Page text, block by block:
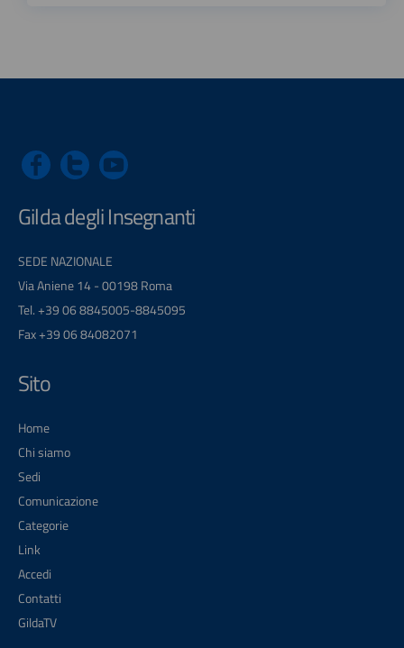
Gilda degli Insegnanti
SEDE NAZIONALE
Via Aniene 14 - 00198 Roma
Tel. +39 06 8845005-8845095
Fax +39 06 84082071
Sito
Home
Chi siamo
Sedi
Comunicazione
Categorie
Link
Accedi
Contatti
GildaTV